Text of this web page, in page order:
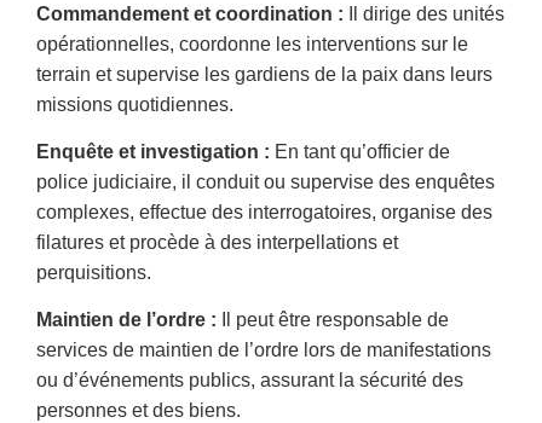
Commandement et coordination : Il dirige des unités
opérationnelles, coordonne les interventions sur le
terrain et supervise les gardiens de la paix dans leurs
missions quotidiennes.
Enquête et investigation : En tant qu’officier de
police judiciaire, il conduit ou supervise des enquêtes
complexes, effectue des interrogatoires, organise des
filatures et procède à des interpellations et
perquisitions.
Maintien de l’ordre : Il peut être responsable de
services de maintien de l’ordre lors de manifestations
ou d’événements publics, assurant la sécurité des
personnes et des biens.